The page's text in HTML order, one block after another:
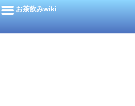
お茶飲みwiki